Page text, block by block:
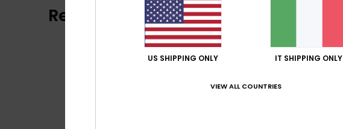
Recensioni dei clienti
US SHIPPING ONLY IT SHIPPING ONLY
VIEW ALL COUNTRIES